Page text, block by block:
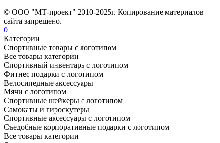
© ООО "МТ-проект" 2010-2025г. Копирование материалов
сайта запрещено.
0
Категории
Спортивные товары с логотипом
Все товары категории
Спортивный инвентарь с логотипом
Фитнес подарки с логотипом
Велосипедные аксессуары
Мячи с логотипом
Спортивные шейкеры с логотипом
Самокаты и гироскутеры
Спортивные аксессуары с логотипом
Съедобные корпоративные подарки с логотипом
Все товары категории